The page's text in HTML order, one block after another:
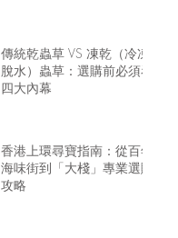
傳統乾蟲草 VS 凍乾（冷凍
脫水）蟲草：選購前必須看
四大內幕
香港上環尋寶指南：從百年
海味街到「大棧」專業選購
攻略